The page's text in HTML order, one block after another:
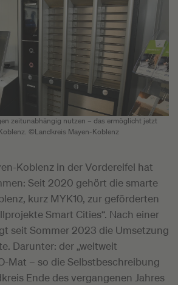
zeitunabhängig nutzen – das ermöglicht jetzt
©Landkreis Mayen-Koblenz
Koblenz in der Vordereifel hat
Seit 2020 gehört die smarte
kurz MYK10, zur geförderten
Smart Cities“. Nach einer
seit Sommer 2023 die Umsetzung
Darunter: der „weltweit
Mat – so die Selbstbeschreibung
Ende des vergangenen Jahres